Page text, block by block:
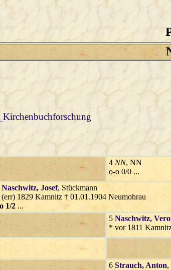
4 NN, NN
o-o 0/0 ...
Naschwitz, Josef, Stückmann
1829 Kamnitz † 01.01.1904 Neumohrau
1/2 ...
5 Naschwitz,
* vor 1811
6 Strauch, Anton,